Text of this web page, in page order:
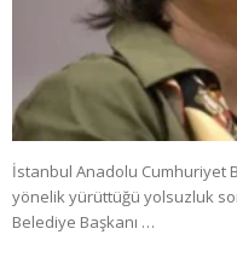
İstanbul Anadolu Cumhuriyet
yönelik yürüttüğü yolsuzluk
Belediye Başkanı …